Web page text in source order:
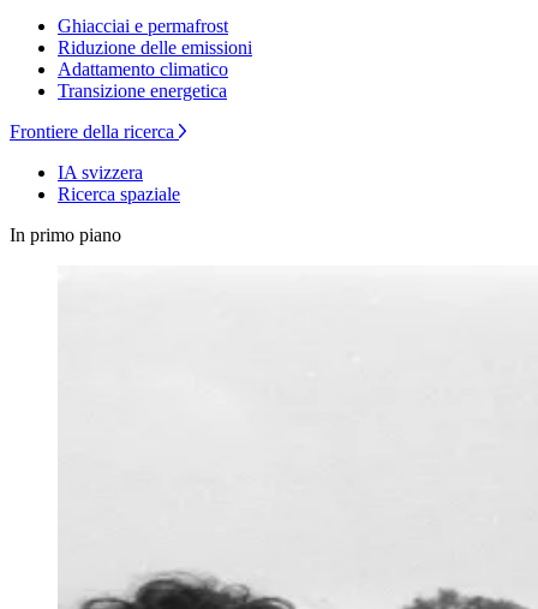
Ghiacciai e permafrost
Riduzione delle emissioni
Adattamento climatico
Transizione energetica
Frontiere della ricerca
IA svizzera
Ricerca spaziale
In primo piano